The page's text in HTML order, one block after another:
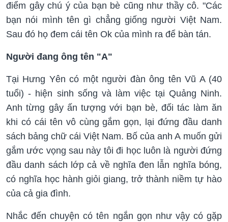
điểm gây chú ý của bạn bè cũng như thầy cô. "Các
bạn nói mình tên gì chẳng giống người Việt Nam.
Sau đó họ đem cái tên Ok của mình ra để bàn tán.
Người đang ông tên "A"
Tại Hưng Yên có một người đàn ông tên Vũ A (40
tuổi) - hiện sinh sống và làm việc tại Quảng Ninh.
Anh từng gây ấn tượng với bạn bè, đối tác làm ăn
khi có cái tên vô cùng gắm gọn, lại đứng đầu danh
sách bảng chữ cái Việt Nam. Bố của anh A muốn gửi
gắm ước vọng sau này tôi đi học luôn là người đứng
đầu danh sách lớp cả về nghĩa đen lẫn nghĩa bóng,
có nghĩa học hành giỏi giang, trở thành niềm tự hào
của cả gia đình.
Nhắc đến chuyện có tên ngắn gọn như vậy có gặp